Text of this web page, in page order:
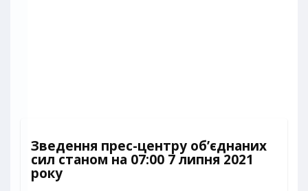
Зведення прес-центру об’єднаних
сил станом на 07:00 7 липня 2021
року